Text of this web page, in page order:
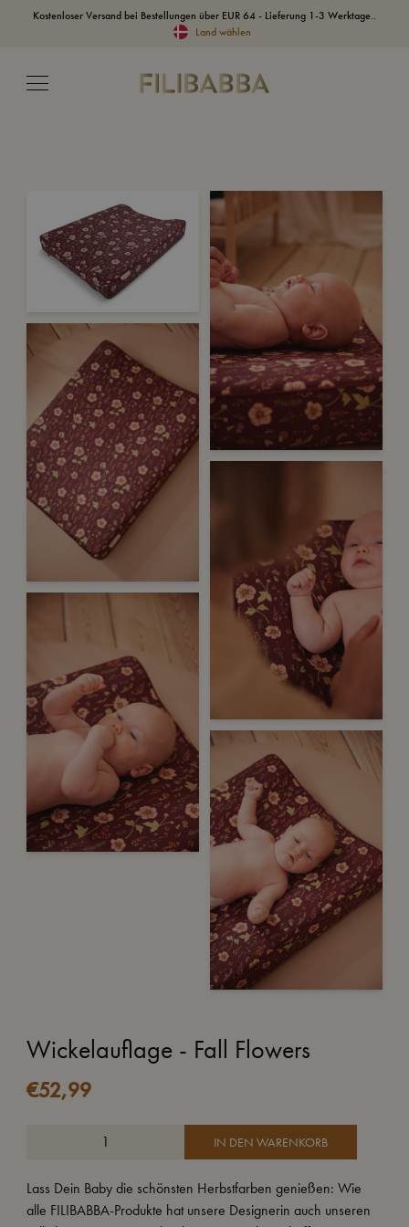
Kostenloser Versand bei Bestellungen über EUR 64 - Lieferung 1-3 Werktage..
Land wählen
Wickelauflage - Fall Flowers
€52,99
IN DEN WARENKORB
Lass Dein Baby die schönsten Herbstfarben genießen: Wie
alle FILIBABBA-Produkte hat unsere Designerin auch unseren